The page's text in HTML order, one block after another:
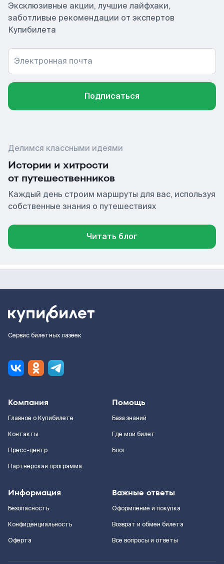
Эксклюзивные акции, лучшие лайфхаки,
заботливые рекомендации от экспертов
Купибилета
Электронная почта
Подписаться
Делимся классными идеями
Истории и хитрости
от путешественников
Каждый день строим маршруты для вас, используя
собственные знания о путешествиях
Читать блог
Сервис билетных лазеек
Компания
Главное о Купибилете
Контакты
Пресс-центр
Партнерская программа
Помощь
База знаний
Где мой билет
Блог
Информация
Безопасность
Конфиденциальность
Оферта
Важные ответы
Оформление и покупка
Возврат и обмен билета
Все вопросы и ответы